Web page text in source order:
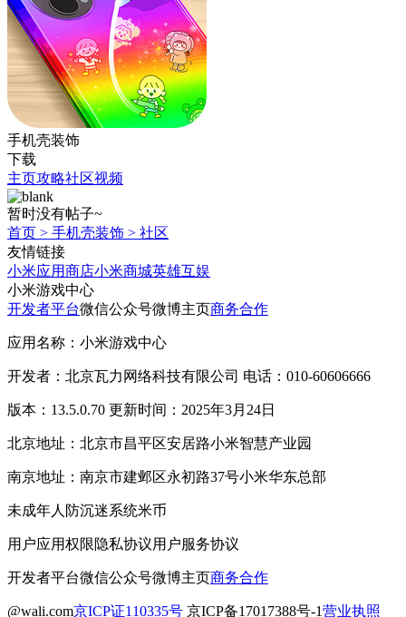
手机壳装饰
下载
主页攻略社区视频
暂时没有帖子~
首页 > 手机壳装饰 > 社区
友情链接
小米应用商店小米商城英雄互娱
小米游戏中心
开发者平台微信公众号微博主页商务合作
应用名称：小米游戏中心
开发者：北京瓦力网络科技有限公司 电话：010-60606666
版本：13.5.0.70 更新时间：2025年3月24日
北京地址：北京市昌平区安居路小米智慧产业园
南京地址：南京市建邺区永初路37号小米华东总部
未成年人防沉迷系统米币
用户应用权限隐私协议用户服务协议
开发者平台微信公众号微博主页商务合作
@wali.com京ICP证110335号 京ICP备17017388号-1营业执照